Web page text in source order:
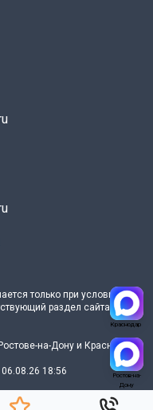
только при условии
раздел сайта и
на-Дону и Краснодаре
18:56
Краснодар
Ростов-на-
Дону